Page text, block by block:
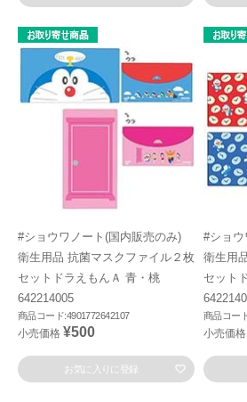
#ショウワノート(国内販売のみ)
衛生用品 抗菌マスクファイル２枚
セットドラえもんＡ 青・桃
642214005
商品コード:4901772642107
小売価格 ¥500
お気に入りに登録
#ショ
衛生用
セット
商品コー
小売価格